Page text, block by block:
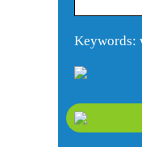
Keywords: